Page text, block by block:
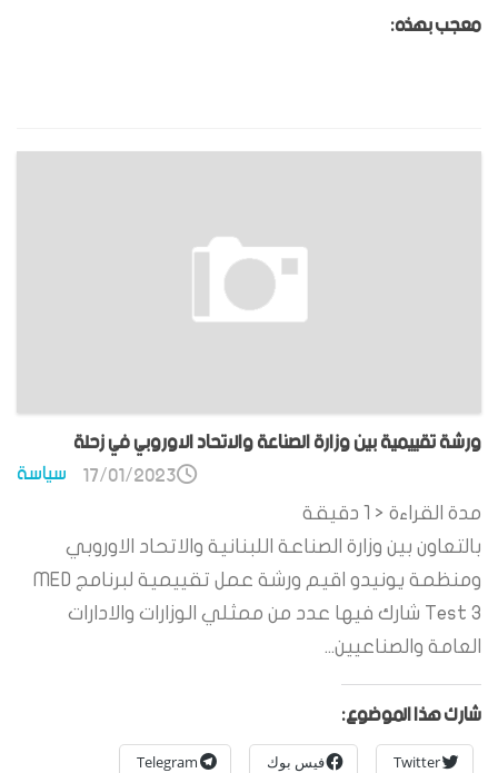
معجب بهذه:
ورشة تقييمية بين وزارة الصناعة والاتحاد الاوروبي في زحلة
سياسة 17/01/2023
مدة القراءة < 1
دقيقة
بالتعاون بين وزارة الصناعة اللبنانية والاتحاد الاوروبي
ومنظمة يونيدو اقيم ورشة عمل تقييمية لبرنامج MED
Test 3 شارك فيها عدد من ممثلي الوزارات والادارات
العامة والصناعيين...
شارك هذا الموضوع:
Twitter فيس بوك Telegram